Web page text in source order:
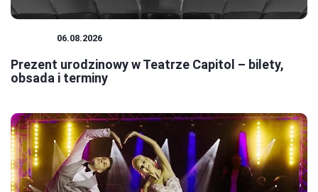
06.08.2026
Prezent urodzinowy w Teatrze Capitol – bilety,
obsada i terminy